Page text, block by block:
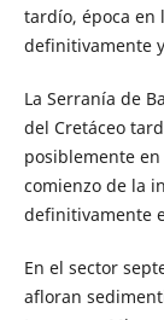
tardío, época en
definitivamente
La Serranía de
del Cretáceo
posiblemente
comienzo de la
definitivamente
En el sector
afloran